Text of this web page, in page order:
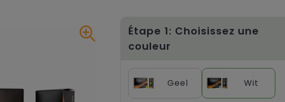
Étape 1: Choisissez une
couleur
Geel Wit